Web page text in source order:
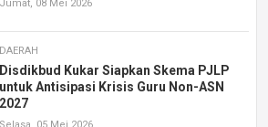
Jumat, 08 Mei 2026
DAERAH
Disdikbud Kukar Siapkan Skema PJLP
untuk Antisipasi Krisis Guru Non-ASN
2027